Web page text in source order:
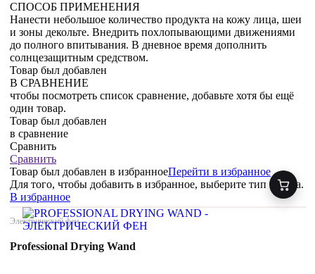
СПОСОБ ПРИМЕНЕНИЯ
Нанести небольшое количество продукта на кожу лица, шеи
и зоны декольте. Внедрить похлопывающими движениями
до полного впитывания. В дневное время дополнить
солнцезащитным средством.
Товар был добавлен
В СРАВНЕНИЕ
чтобы посмотреть список сравнение, добавьте хотя бы ещё
один товар.
Товар был добавлен
в сравнение
Сравнить
Сравнить
Товар был добавлен в избранноеПерейти в избранное
Для того, чтобы добавить в избранное, выберите тип товара.
В избранное
Электрический фен
Professional Drying Wand